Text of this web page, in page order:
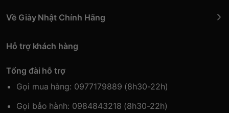
Về Giày Nhật Chính Hãng
Hỗ trợ khách hàng
Tổng đài hỗ trợ
Gọi mua hàng: 0977179889 (8h30-22h)
Gọi bảo hành: 0984843218 (8h30-22h)